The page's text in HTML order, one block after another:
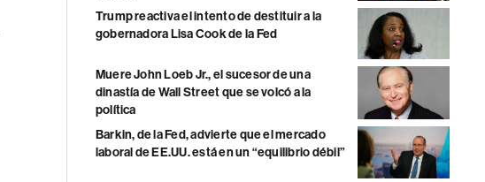
Trump reactiva el intento de destituir a la
gobernadora Lisa Cook de la Fed
Muere John Loeb Jr., el sucesor de una
dinastía de Wall Street que se volcó a la
política
Barkin, de la Fed, advierte que el mercado
laboral de EE.UU. está en un “equilibrio débil”